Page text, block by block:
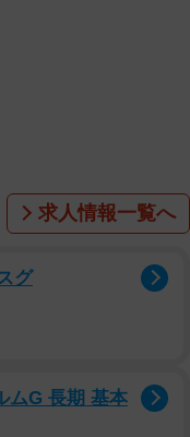
当たりません。足元
かの間、注文を聞き
告げられたのです。
求人情報一覧へ
グ
ムG 長期 基本